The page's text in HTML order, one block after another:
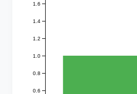
0.6
0.8
1.0
1.2
1.4
1.6